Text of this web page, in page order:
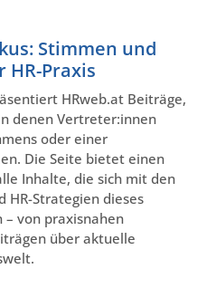
Stimmen und
HR-Praxis
HRweb.at Beiträge,
denen Vertreter:innen
oder einer
Die Seite bietet einen
Inhalte, die sich mit den
HR-Strategien dieses
– von praxisnahen
über aktuelle